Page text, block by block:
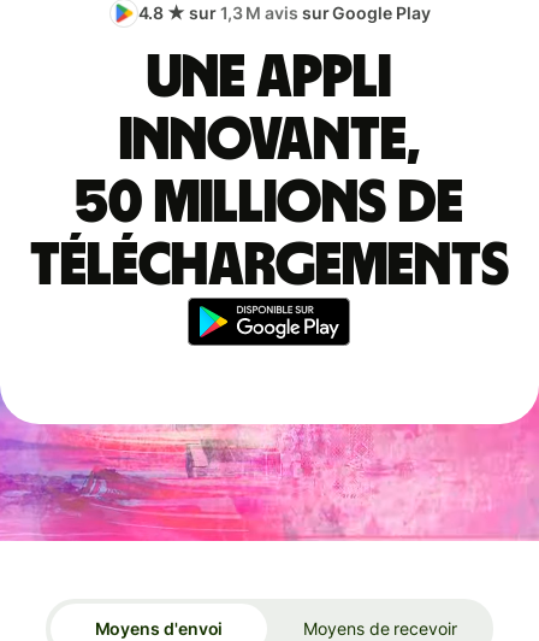
4.8 ★ sur1,3 M avis sur Google Play
Une appli
innovante,
50 millions de
téléchargements
Moyens d'envoi Moyens de recevoir